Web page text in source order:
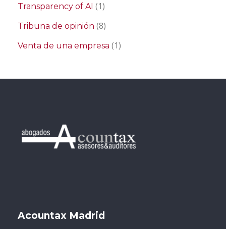
Transparency of AI (1)
Tribuna de opinión (8)
Venta de una empresa (1)
Acountax Madrid